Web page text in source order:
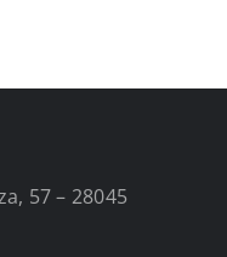
57 – 28045